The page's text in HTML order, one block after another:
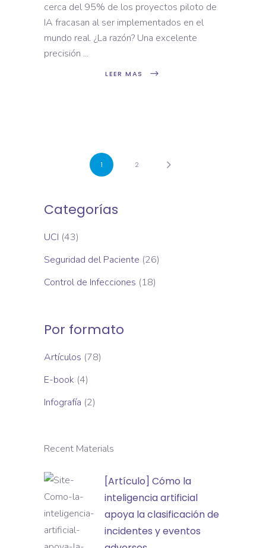
cerca del 95% de los proyectos piloto de
IA fracasan al ser implementados en el
mundo real. ¿La razón? Una excelente
precisión
LEER MAS
1 2
Categorías
UCI (43)
Seguridad del Paciente (26)
Control de Infecciones (18)
Por formato
Artículos (78)
E-book (4)
Infografía (2)
Recent Materials
[Artículo]
Cómo
la
inteligencia
[Artículo] Cómo la
inteligencia artificial
apoya la clasificación de
incidentes y eventos